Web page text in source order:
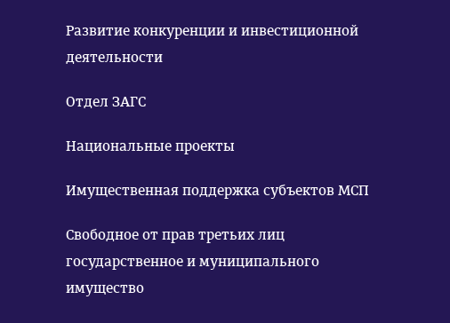
Развитие конкуренции и инвестиционной
деятельности
Отдел ЗАГС
Национальные проекты
Имущественная поддержка субъектов МСП
Свободное от прав третьих лиц
государственное и муниципального
имущество